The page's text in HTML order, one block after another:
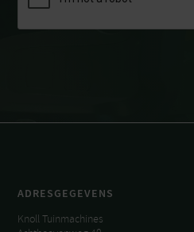
ADRESGEGEVENS
Knoll Tuinmachines